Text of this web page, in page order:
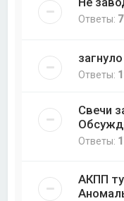
Ответы:
Ответы:
Свечи
Ответы:
АКПП